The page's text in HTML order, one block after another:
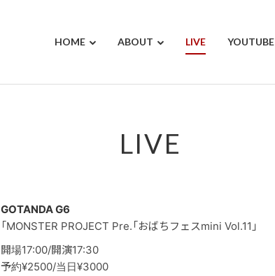
HOME ABOUT LIVE YOUTUBE
LIVE
GOTANDA G6
「MONSTER PROJECT Pre.「おばちフェスmini Vol.11」
開場17:00/開演17:30
予約¥2500/当日¥3000